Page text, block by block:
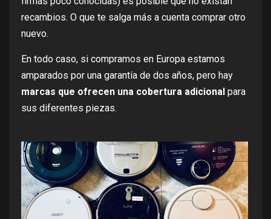
recambios. O que te salga más a cuenta comprar otro
nuevo.
En todo caso, si compramos en Europa estamos
amparados por una garantía de dos años, pero hay
marcas que ofrecen una cobertura adicional para
sus diferentes piezas.